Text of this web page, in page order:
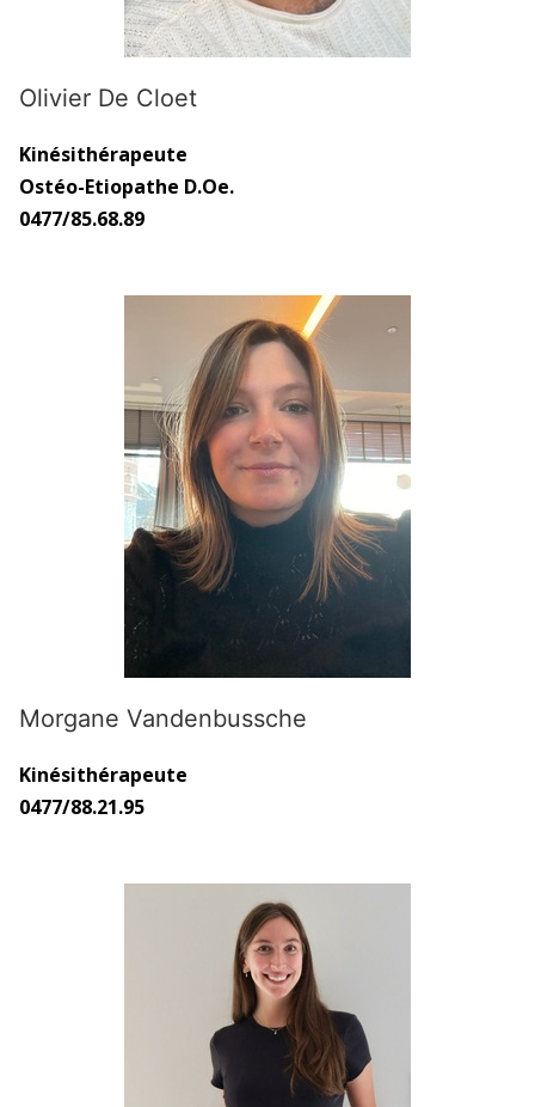
Olivier De Cloet
Kinésithérapeute
Ostéo-Etiopathe D.Oe.
0477/85.68.89
Morgane Vandenbussche
Kinésithérapeute
0477/88.21.95